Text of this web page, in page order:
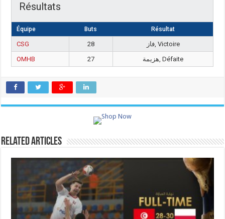
Résultats
Équipe Buts Résultat
CSG 28
فاز, Victoire
OMHB
27 هزيمة, Défaite
Related Articles